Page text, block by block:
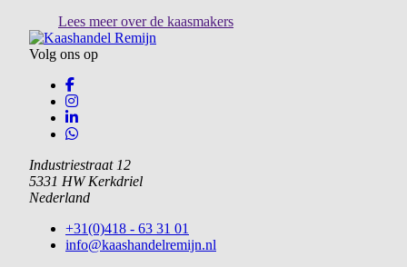
Lees meer over de kaasmakers
Volg ons op
Industriestraat 12
5331 HW Kerkdriel
Nederland
+31(0)418 - 63 31 01
info@kaashandelremijn.nl